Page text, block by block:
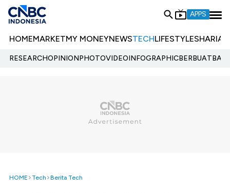
APPS
HOMEMARKETMY MONEYNEWSTECHLIFESTYLESHARIA
RESEARCHOPINIONPHOTOVIDEOINFOGRAPHIC
HOME Tech Berita Tech